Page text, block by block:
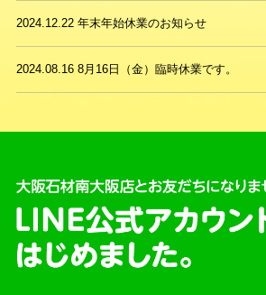
2024.12.22 年末年始休業のお知らせ
2024.08.16 8月16日（金）臨時休業です。